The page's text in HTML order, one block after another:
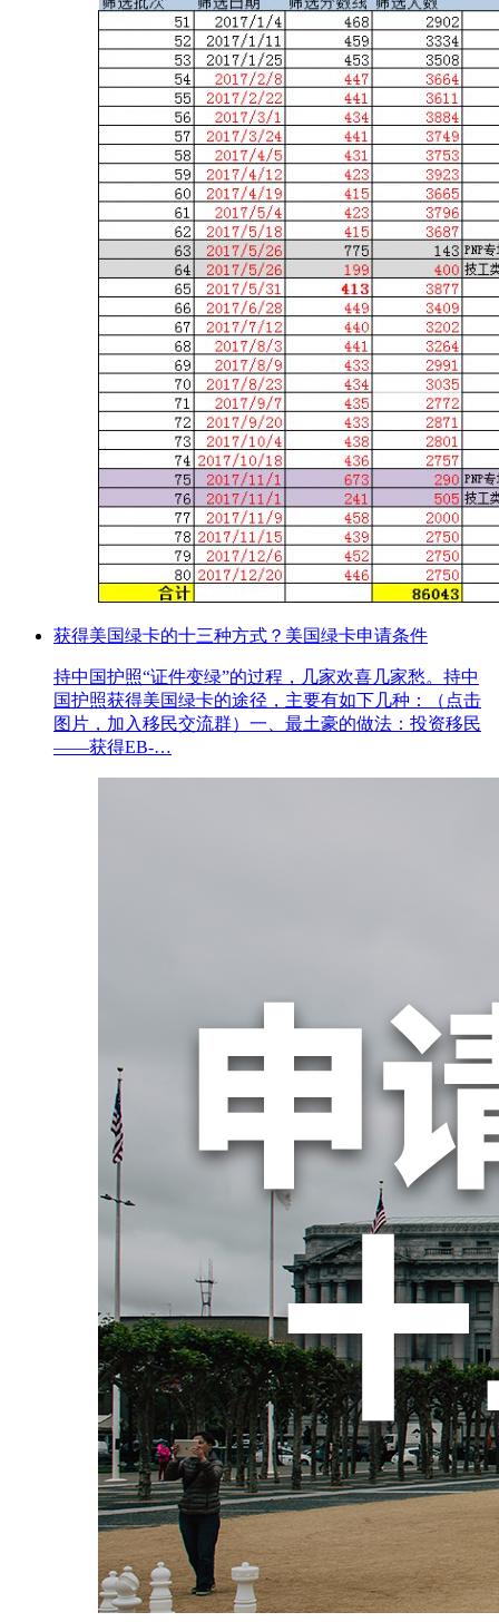
获得美国绿卡的十三种方式？美国绿卡申请条件
持中国护照“证件变绿”的过程，几家欢喜几家愁。持中
国护照获得美国绿卡的途径，主要有如下几种：（点击
图片，加入移民交流群）一、最土豪的做法：投资移民
——获得EB-…